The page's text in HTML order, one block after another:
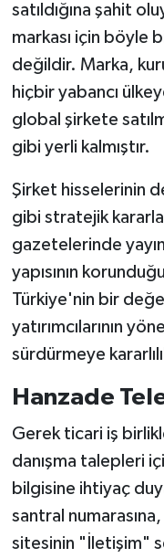
satıldığına şahit
markası için böyle
değildir. Marka,
hiçbir yabancı
global şirkete
gibi yerli kalmıştır.
Şirket hisselerinin
gibi stratejik
gazetelerinde
yapısının
Türkiye'nin bir
yatırımcılarının
sürdürmeye
Hanzade
Gerek ticari iş
danışma talepleri
bilgisine ihtiyaç
santral
sitesinin "İletişim"